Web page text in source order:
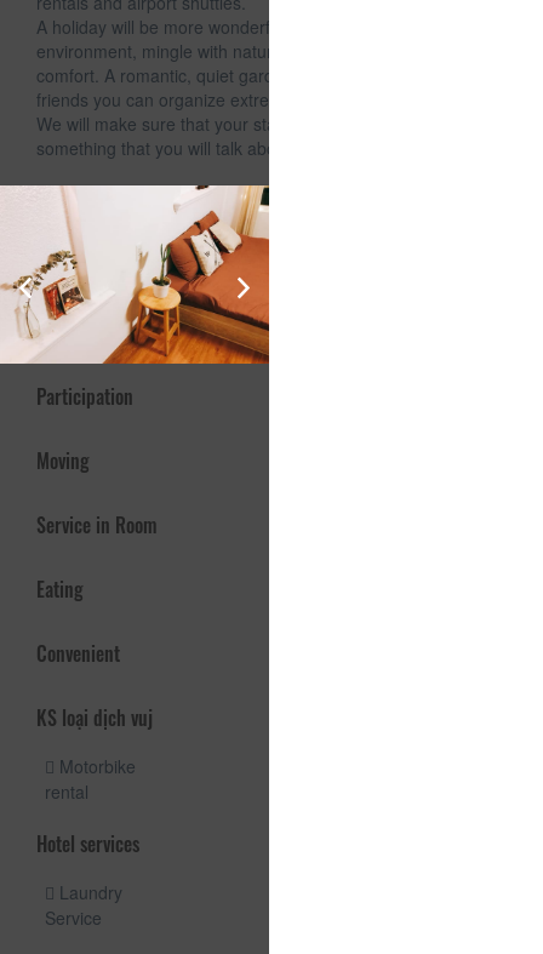
A holiday will be more wonderful if you are in a clean
environment, mingle with nature. Extremely luxurious room -
comfort. A romantic, quiet garden space, with a group of
friends you can organize extremely cozy outdoor meals.
We will make sure that your stay in Dalat is memorable and
something that you will talk about after your trip.
Services and Offers
Internet
Activity and relaxing
Participation
Moving
Service in Room
Eating
Convenient
KS loại dịch vuj
Motorbike
rental
Hotel services
Laundry
Service